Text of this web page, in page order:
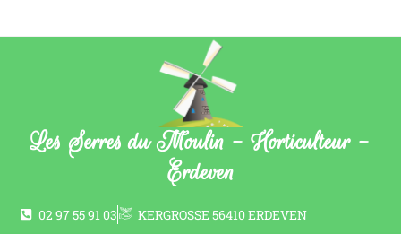
Les Serres du Moulin - Horticulteur -
Erdeven
02 97 55 91 03 KERGROSSE 56410 ERDEVEN